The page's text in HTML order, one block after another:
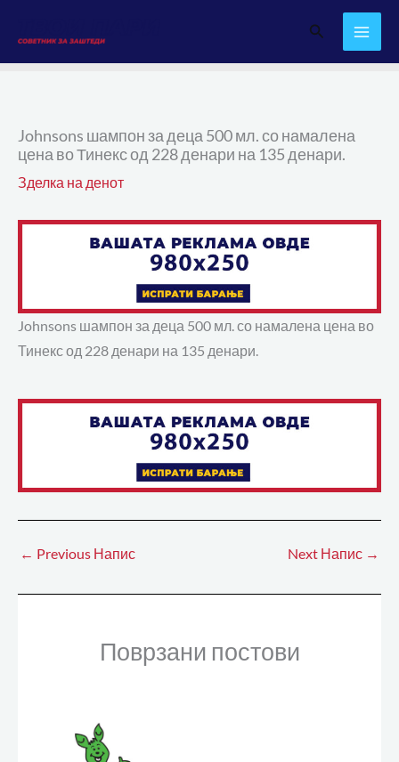
content
Search
Johnsons шампон за деца 500 мл. со намалена
цена во Тинекс од 228 денари на 135 денари.
Зделка на денот
Johnsons шампон за деца 500 мл. со намалена цена во
Тинекс од 228 денари на 135 денари.
← Previous Напис Next Напис →
Поврзани постови